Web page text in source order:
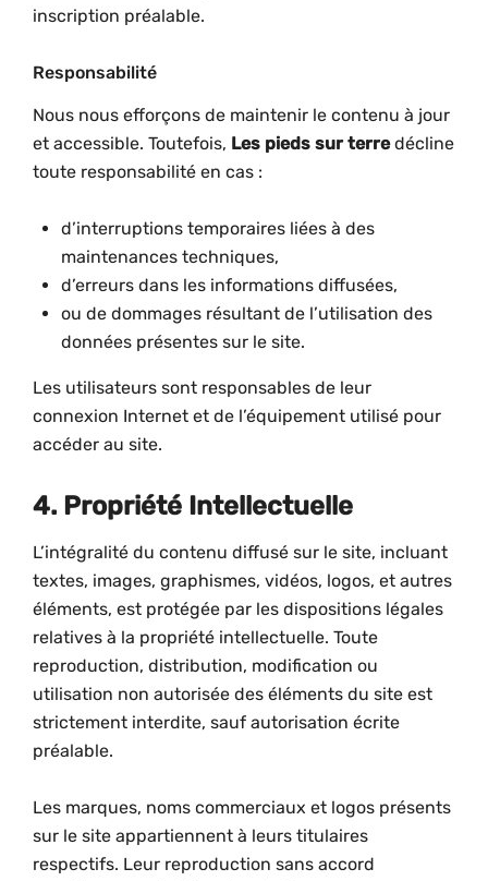
inscription préalable.
Responsabilité
Nous nous efforçons de maintenir le contenu à jour
et accessible. Toutefois, Les pieds sur terredécline
toute responsabilité en cas :
d’interruptions temporaires liées à des
maintenances techniques,
d’erreurs dans les informations diffusées,
ou de dommages résultant de l’utilisation des
données présentes sur le site.
Les utilisateurs sont responsables de leur
connexion Internet et de l’équipement utilisé pour
accéder au site.
4. Propriété Intellectuelle
L’intégralité du contenu diffusé sur le site, incluant
textes, images, graphismes, vidéos, logos, et autres
éléments, est protégée par les dispositions légales
relatives à la propriété intellectuelle. Toute
reproduction, distribution, modification ou
utilisation non autorisée des éléments du site est
strictement interdite, sauf autorisation écrite
préalable.
Les marques, noms commerciaux et logos présents
sur le site appartiennent à leurs titulaires
respectifs. Leur reproduction sans accord